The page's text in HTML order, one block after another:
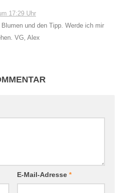
17:29 Uhr
und den Tipp. Werde ich mir
VG, Alex
E-Mail-Adresse *